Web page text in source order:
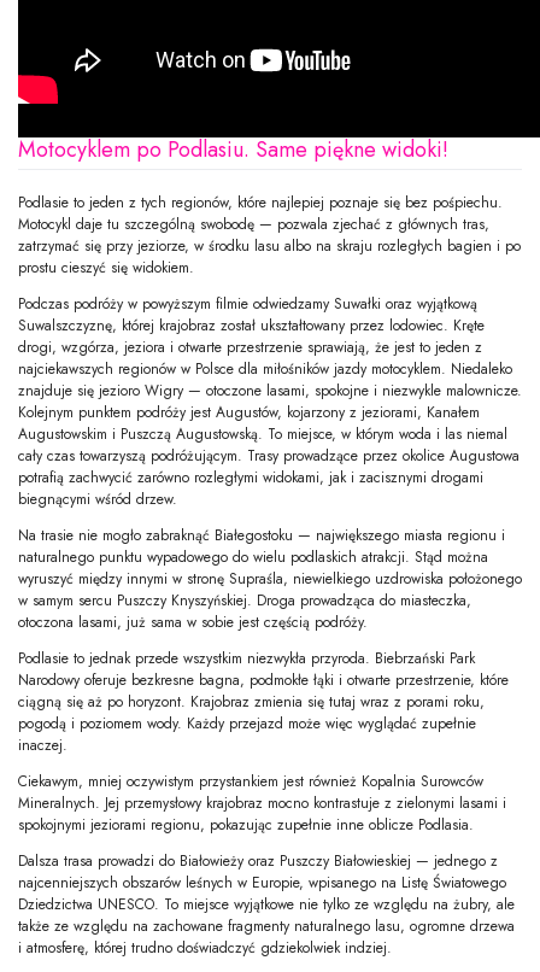
Motocyklem po Podlasiu. Same piękne widoki!
Podlasie to jeden z tych regionów, które najlepiej poznaje się bez pośpiechu.
Motocykl daje tu szczególną swobodę — pozwala zjechać z głównych tras,
zatrzymać się przy jeziorze, w środku lasu albo na skraju rozległych bagien i po
prostu cieszyć się widokiem.
Podczas podróży w powyższym filmie odwiedzamy Suwałki oraz wyjątkową
Suwalszczyznę, której krajobraz został ukształtowany przez lodowiec. Kręte
drogi, wzgórza, jeziora i otwarte przestrzenie sprawiają, że jest to jeden z
najciekawszych regionów w Polsce dla miłośników jazdy motocyklem. Niedaleko
znajduje się jezioro Wigry — otoczone lasami, spokojne i niezwykle malownicze.
Kolejnym punktem podróży jest Augustów, kojarzony z jeziorami, Kanałem
Augustowskim i Puszczą Augustowską. To miejsce, w którym woda i las niemal
cały czas towarzyszą podróżującym. Trasy prowadzące przez okolice Augustowa
potrafią zachwycić zarówno rozległymi widokami, jak i zacisznymi drogami
biegnącymi wśród drzew.
Na trasie nie mogło zabraknąć Białegostoku — największego miasta regionu i
naturalnego punktu wypadowego do wielu podlaskich atrakcji. Stąd można
wyruszyć między innymi w stronę Supraśla, niewielkiego uzdrowiska położonego
w samym sercu Puszczy Knyszyńskiej. Droga prowadząca do miasteczka,
otoczona lasami, już sama w sobie jest częścią podróży.
Podlasie to jednak przede wszystkim niezwykła przyroda. Biebrzański Park
Narodowy oferuje bezkresne bagna, podmokłe łąki i otwarte przestrzenie, które
ciągną się aż po horyzont. Krajobraz zmienia się tutaj wraz z porami roku,
pogodą i poziomem wody. Każdy przejazd może więc wyglądać zupełnie
inaczej.
Ciekawym, mniej oczywistym przystankiem jest również Kopalnia Surowców
Mineralnych. Jej przemysłowy krajobraz mocno kontrastuje z zielonymi lasami i
spokojnymi jeziorami regionu, pokazując zupełnie inne oblicze Podlasia.
Dalsza trasa prowadzi do Białowieży oraz Puszczy Białowieskiej — jednego z
najcenniejszych obszarów leśnych w Europie, wpisanego na Listę Światowego
Dziedzictwa UNESCO. To miejsce wyjątkowe nie tylko ze względu na żubry, ale
także ze względu na zachowane fragmenty naturalnego lasu, ogromne drzewa
i atmosferę, której trudno doświadczyć gdziekolwiek indziej.